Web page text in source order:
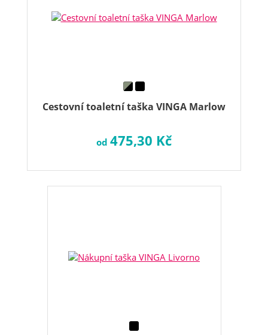
Cestovní toaletní taška VINGA Marlow
od 475,30 Kč